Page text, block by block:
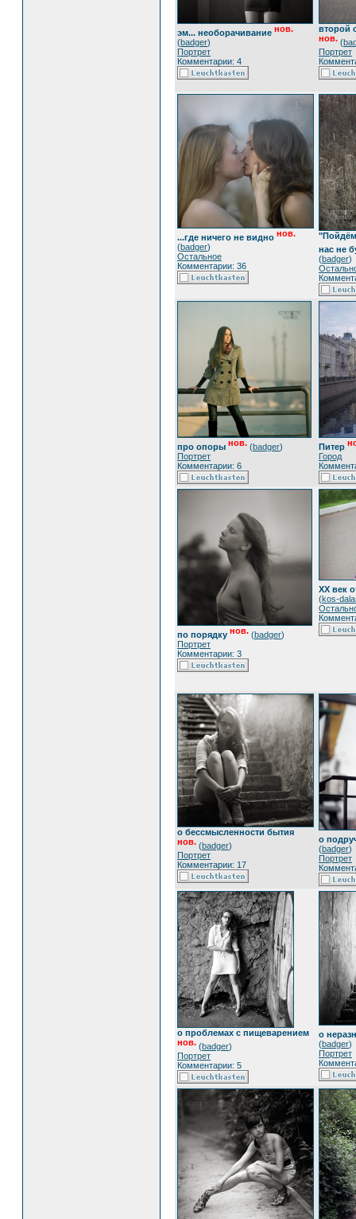
эм... необорачивание нов.
(badger)
Портрет
Комментарии: 4
второй
нов. (
Портрет
...где ничего не видно нов.
(badger)
Остальное
Комментарии: 36
нас не
(badger)
про опоры нов. (badger)
Портрет
Комментарии: 6
Питер
Город
по порядку нов. (badger)
Портрет
Комментарии: 3
ХХ век
(kos-
о бессмысленности бытия
нов. (badger)
Портрет
Комментарии: 17
о
(badger)
Портрет
о проблемах с пищеварением
нов. (badger)
Портрет
Комментарии: 5
о
(badger)
Портрет